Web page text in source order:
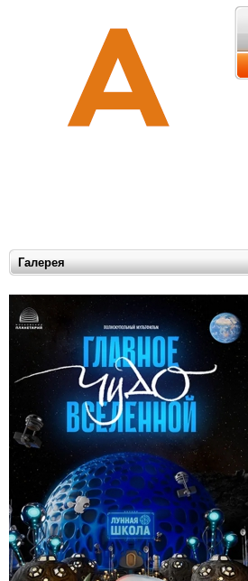
Галерея